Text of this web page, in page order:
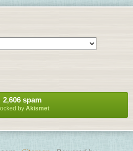
2,606 spam
by Akismet